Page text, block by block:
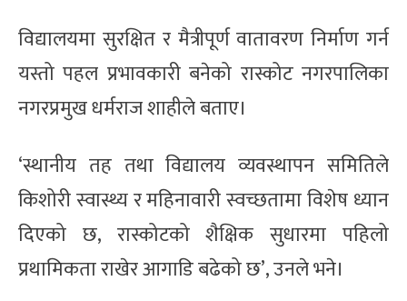
विद्यालयमा सुरक्षित र मैत्रीपूर्ण वातावरण निर्माण गर्न
यस्तो पहल प्रभावकारी बनेको रास्कोट नगरपालिका
नगरप्रमुख धर्मराज शाहीले बताए।
‘स्थानीय तह तथा विद्यालय व्यवस्थापन समितिले
किशोरी स्वास्थ्य र महिनावारी स्वच्छतामा विशेष ध्यान
दिएको छ, रास्कोटको शैक्षिक सुधारमा पहिलो
प्रथामिकता राखेर आगाडि बढेको छ’, उनले भने।